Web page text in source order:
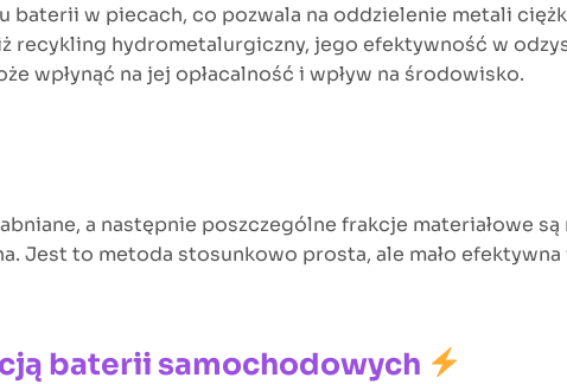
w piecach, co pozwala na oddzielenie metali
hydrometalurgiczny, jego efektywność w
wpłynąć na jej opłacalność i wpływ na środowisko.
a następnie poszczególne frakcje materiałowe
Jest to metoda stosunkowo prosta, ale mało
baterii samochodowych